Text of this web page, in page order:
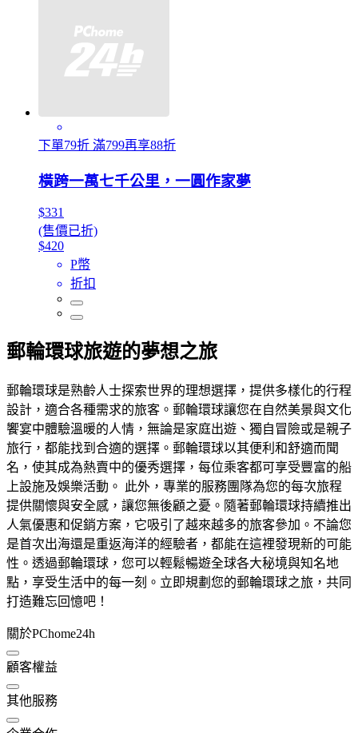
下單79折 滿799再享88折
橫跨一萬七千公里，一圓作家夢
$331
(售價已折)
$420
P幣
折扣
郵輪環球旅遊的夢想之旅
郵輪環球是熟齡人士探索世界的理想選擇，提供多樣化的行程
設計，適合各種需求的旅客。郵輪環球讓您在自然美景與文化
饗宴中體驗溫暖的人情，無論是家庭出遊、獨自冒險或是親子
旅行，都能找到合適的選擇。郵輪環球以其便利和舒適而聞
名，使其成為熱賣中的優秀選擇，每位乘客都可享受豐富的船
上設施及娛樂活動。 此外，專業的服務團隊為您的每次旅程
提供關懷與安全感，讓您無後顧之憂。隨著郵輪環球持續推出
人氣優惠和促銷方案，它吸引了越來越多的旅客參加。不論您
是首次出海還是重返海洋的經驗者，都能在這裡發現新的可能
性。透過郵輪環球，您可以輕鬆暢遊全球各大秘境與知名地
點，享受生活中的每一刻。立即規劃您的郵輪環球之旅，共同
打造難忘回憶吧！
關於PChome24h
顧客權益
其他服務